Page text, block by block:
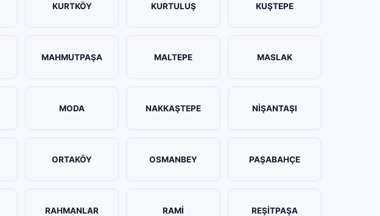
KURTKÖY KURTULUŞ KUŞTEPE
MAHMUTPAŞA MALTEPE MASLAK
MODA NAKKAŞTEPE NİŞANTAŞI
ORTAKÖY OSMANBEY PAŞABAHÇE
RAHMANLAR RAMİ REŞİTPAŞA